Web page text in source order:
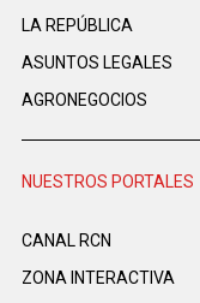
LA REPÚBLICA
ASUNTOS LEGALES
AGRONEGOCIOS
NUESTROS PORTALES
CANAL RCN
ZONA INTERACTIVA